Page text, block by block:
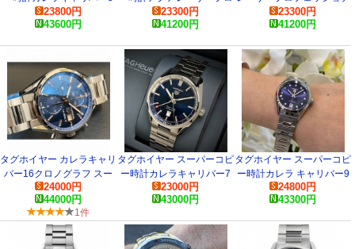
デイデイト
WBN2010.BA0640
23800円
43600円
フェッショナル300キャリ
バー5 WBP201B.FT6198
23300円
41200円
ル300キャリバー5
WBP201A.FT6197
23300円
41200円
タグホイヤー カレラキャリ
バー16クロノグラフ スー
パーコピー時計
CBK2115.BA0715
24000円
44000円
1件
タグホイヤー スーパーコピ
ー時計カレラキャリバー7
ツインタイム
WBN201A.BA0640
23000円
43000円
タグホイヤー スーパーコピ
ー時計カレラ キャリバー9
デイト WBN2413.BA0621
24800円
43300円